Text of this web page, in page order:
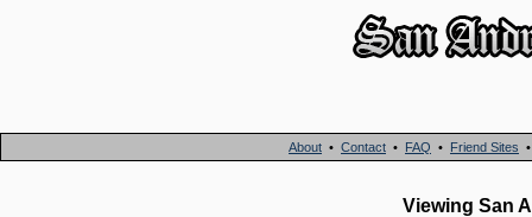
About • Contact • FAQ • Friend Sites
Viewing San